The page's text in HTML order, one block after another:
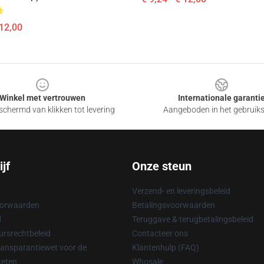
Winkel met vertrouwen
van klikken tot levering
Internationale
Aangeboden in het
voor de
Onze steun
Verzend- en leveringsbeleid
Betalingsvoorwaarden
Teruggave & terugbetalingsbeleid
Contacteer ons
Klantenhulp (FAQ)
Whosale